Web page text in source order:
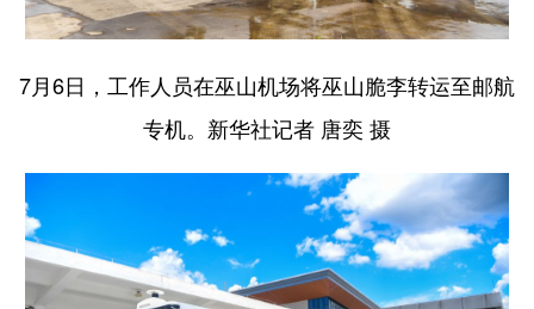
7月6日，工作人员在巫山机场将巫山脆李转运至邮航
专机。新华社记者 唐奕 摄